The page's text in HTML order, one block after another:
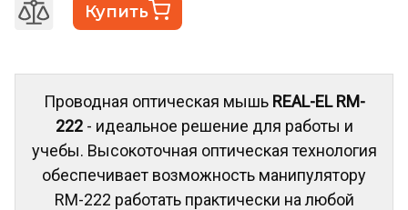
Купить
Проводная оптическая мышь REAL-EL RM-
222- идеальное решение для работы и
учебы. Высокоточная оптическая технология
обеспечивает возможность манипулятору
RM-222 работать практически на любой